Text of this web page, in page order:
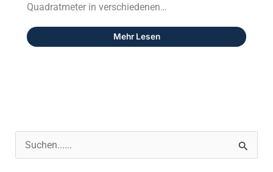
Quadratmeter in verschiedenen…
Mehr Lesen